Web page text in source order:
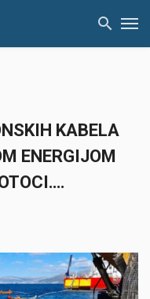
KABELA
ENERGIJOM